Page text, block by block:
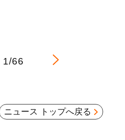
1/66
ニュース トップへ戻る